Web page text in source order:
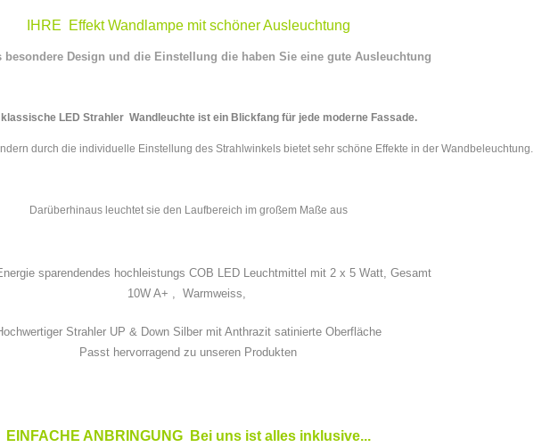
IHRE Effekt Wandlampe mit schöner Ausleuchtung
besondere Design und die Einstellung die haben Sie eine gute Ausleuchtung
LED Strahler Wandleuchte ist ein Blickfang für jede moderne Fassade.
durch die individuelle Einstellung des Strahlwinkels bietet sehr schöne Effekte in der Wandbeleuchtung.
Darüberhinaus leuchtet sie den Laufbereich im großem Maße aus
sparendendes hochleistungs COB LED Leuchtmittel mit 2 x 5 Watt, Gesamt
10W A+ , Warmweiss,
Strahler UP & Down Silber mit Anthrazit satinierte Oberfläche
Passt hervorragend zu unseren Produkten
EINFACHE ANBRINGUNG Bei uns ist alles inklusive...